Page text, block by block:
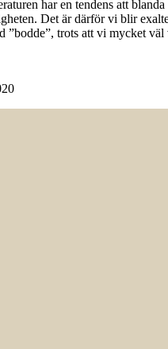
har en tendens att blanda
Det är därför vi blir
”bodde”, trots att vi mycket väl